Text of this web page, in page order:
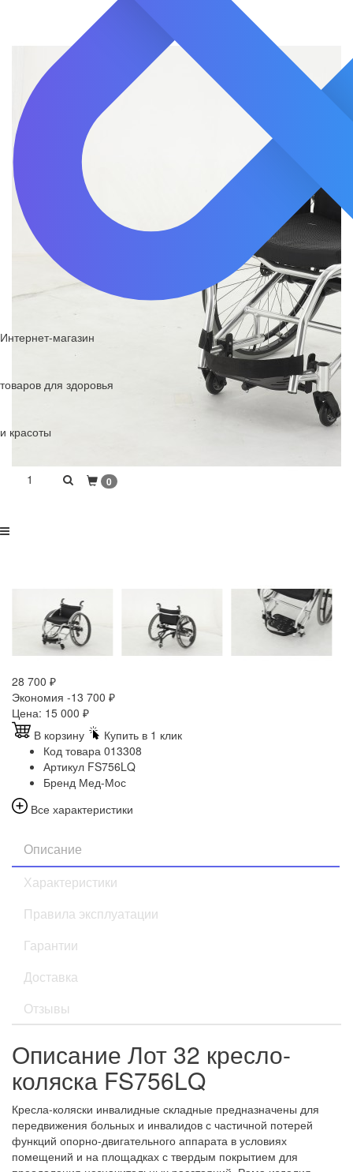
Интернет-магазин
товаров для здоровья
и красоты
1 0
28 700 ₽
Экономия -13 700 ₽
Цена: 15 000 ₽
В корзину
Купить в 1 клик
Код товара 013308
Артикул FS756LQ
Бренд Мед-Мос
Все характеристики
Описание
Характеристики
Правила эксплуатации
Гарантии
Доставка
Отзывы
Описание Лот 32 кресло-
коляска FS756LQ
Кресла-коляски инвалидные складные предназначены для
передвижения больных и инвалидов с частичной потерей
функций опорно-двигательного аппарата в условиях
помещений и на площадках с твердым покрытием для